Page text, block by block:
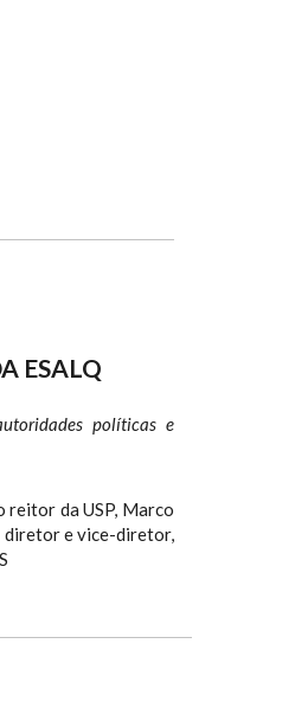
ESALQ
políticas e
reitor da USP, Marco
diretor e vice-diretor,